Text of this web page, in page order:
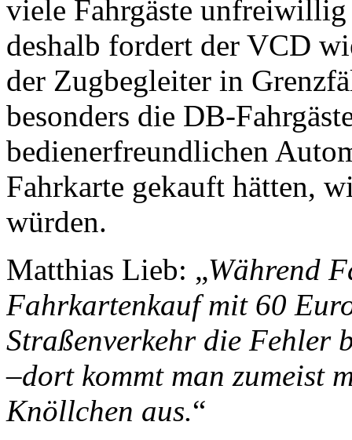
viele Fahrgäste
deshalb fordert der VCD
der Zug­be­glei­ter in
besonders die DB-
bedienerfreundlichen
Fahr­karte gekauft hätten,
würden.
Matthias Lieb: „Während
Fahr­karten­kauf mit 60
Straßen­verkehr die Fehler
–dort kommt man zumeist
Knöllchen aus.“